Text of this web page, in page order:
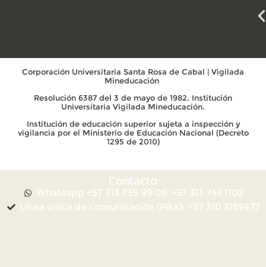
Corporación Universitaria Santa Rosa de Cabal | Vigilada
Mineducación
Resolución 6387 del 3 de mayo de 1982. Institución
Universitaria Vigilada Mineducación.
Institución de educación superior sujeta a inspección y
vigilancia por el Ministerio de Educación Nacional (Decreto
1295 de 2010)
Contacto
Whatsapp +57 313 739 99 06 +57 313 744 1102
Línea única de comunicación (PBX): +57 310 3159477